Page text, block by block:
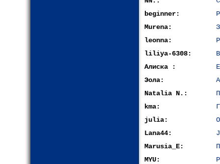
beginner:
Murena:
leonna:
liliya-6308:
Алиска :
Эола:
Natalia N.:
kma:
julia:
Lana44:
Marusia_E:
MYU: